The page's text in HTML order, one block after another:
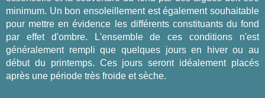
minimum. Un bon ensoleillement est également souhaitable
pour mettre en évidence les différents constituants du fond
par effet d'ombre. L'ensemble de ces conditions n'est
généralement rempli que quelques jours en hiver ou au
début du printemps. Ces jours seront idéalement placés
après une période très froide et sèche.